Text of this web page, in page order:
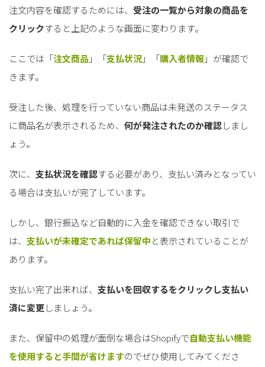
注文内容を確認するためには、 受注の一覧から対象の商品を
クリックすると上記のような画面に変わります。
ここでは「注文商品 」「支払状況」「購入者情報 」が確認で
きます。
受注した後、処理を行っていない商品は未発送のステータス
に商品名が表示されるため、 何が発注されたのか確認しまし
ょう。
次に、 支払状況を確認する必要があり、支払い済みとなってい
る場合は支払いが完了しています。
しかし、銀行振込など自動的に入金を確認できない取引で
は、 支払いが未確定であれば保留中と表示されていることが
あります。
支払い完了出来れば、 支払いを回収するをクリックし支払い
済に変更しましょう。
また、保留中の処理が面倒な場合はShopifyで自動支払い機能
を使用すると手間が省けますのでぜひ使用してみてくださ